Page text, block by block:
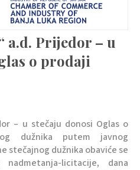
a.d. Prijedor – u
o prodaji
– u stečaju donosi Oglas o
dužnika putem javnog
stečajnog dužnika obaviće se
licitacije, dana